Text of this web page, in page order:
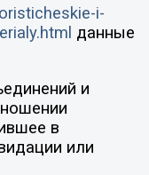
i-
данные
и
в
или